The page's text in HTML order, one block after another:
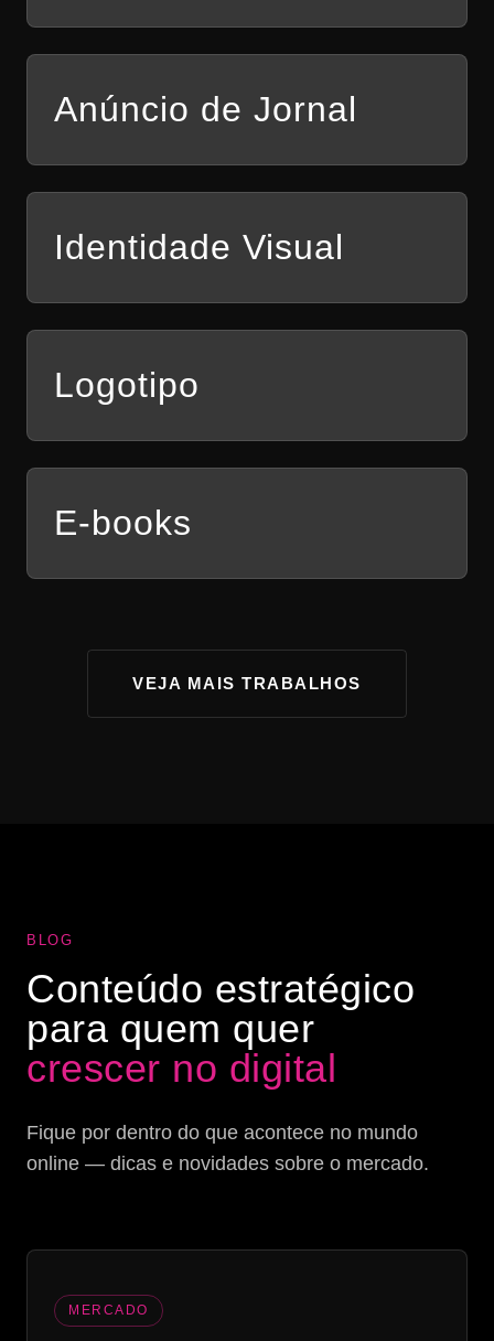
Anúncio de Jornal
Identidade Visual
Logotipo
E-books
VEJA MAIS TRABALHOS
BLOG
Conteúdo estratégico
para quem quer
crescer no digital
Fique por dentro do que acontece no mundo
online — dicas e novidades sobre o mercado.
MERCADO